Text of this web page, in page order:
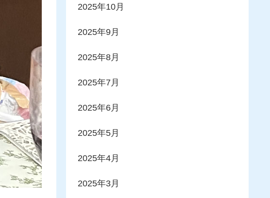
2025年10月
2025年9月
2025年8月
2025年7月
2025年6月
2025年5月
2025年4月
2025年3月